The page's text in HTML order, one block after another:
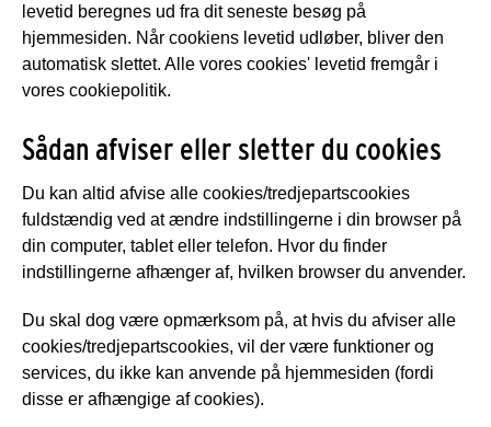
levetid beregnes ud fra dit seneste besøg på
hjemmesiden. Når cookiens levetid udløber, bliver den
automatisk slettet. Alle vores cookies' levetid fremgår i
vores cookiepolitik.
Sådan afviser eller sletter du cookies
Du kan altid afvise alle cookies/tredjepartscookies
fuldstændig ved at ændre indstillingerne i din browser på
din computer, tablet eller telefon. Hvor du finder
indstillingerne afhænger af, hvilken browser du anvender.
Du skal dog være opmærksom på, at hvis du afviser alle
cookies/tredjepartscookies, vil der være funktioner og
services, du ikke kan anvende på hjemmesiden (fordi
disse er afhængige af cookies).